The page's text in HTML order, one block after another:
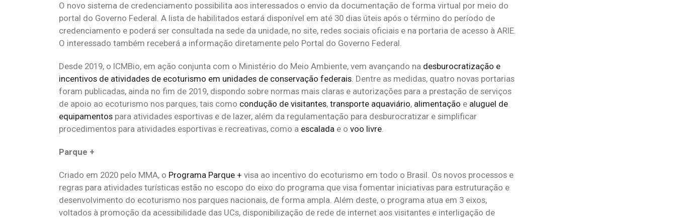
O novo sistema de credenciamento possibilita aos interessados o envio da documentação de forma virtual por meio do
portal do Governo Federal. A lista de habilitados estará disponível em até 30 dias úteis após o término do período de
credenciamento e poderá ser consultada na sede da unidade, no site, redes sociais oficiais e na portaria de acesso à ARIE.
O interessado também receberá a informação diretamente pelo Portal do Governo Federal.
Desde 2019, o ICMBio, em ação conjunta com o Ministério do Meio Ambiente, vem avançando na desburocratização e
incentivos de atividades de ecoturismo em unidades de conservação federais. Dentre as medidas, quatro novas portarias
foram publicadas, ainda no fim de 2019, dispondo sobre normas mais claras e autorizações para a prestação de serviços
de apoio ao ecoturismo nos parques, tais como condução de visitantes, transporte aquaviário, alimentação e aluguel de
equipamentos para atividades esportivas e de lazer, além da regulamentação para desburocratizar e simplificar
procedimentos para atividades esportivas e recreativas, como a escalada e o voo livre.
Parque +
Criado em 2020 pelo MMA, o Programa Parque + visa ao incentivo do ecoturismo em todo o Brasil. Os novos processos e
regras para atividades turísticas estão no escopo do eixo do programa que visa fomentar iniciativas para estruturação e
desenvolvimento do ecoturismo nos parques nacionais, de forma ampla. Além deste, o programa atua em 3 eixos,
voltados à promoção da acessibilidade das UCs, disponibilização de rede de internet aos visitantes e interligação de